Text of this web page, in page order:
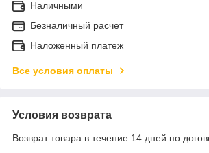
Наличными
Безналичный расчет
Наложенный платеж
Все условия оплаты
Условия возврата
Возврат товара в течение 14 дней по